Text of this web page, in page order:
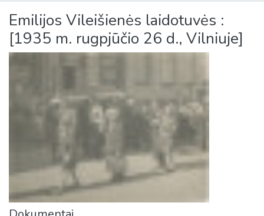
Emilijos Vileišienės laidotuvės :
[1935 m. rugpjūčio 26 d., Vilniuje]